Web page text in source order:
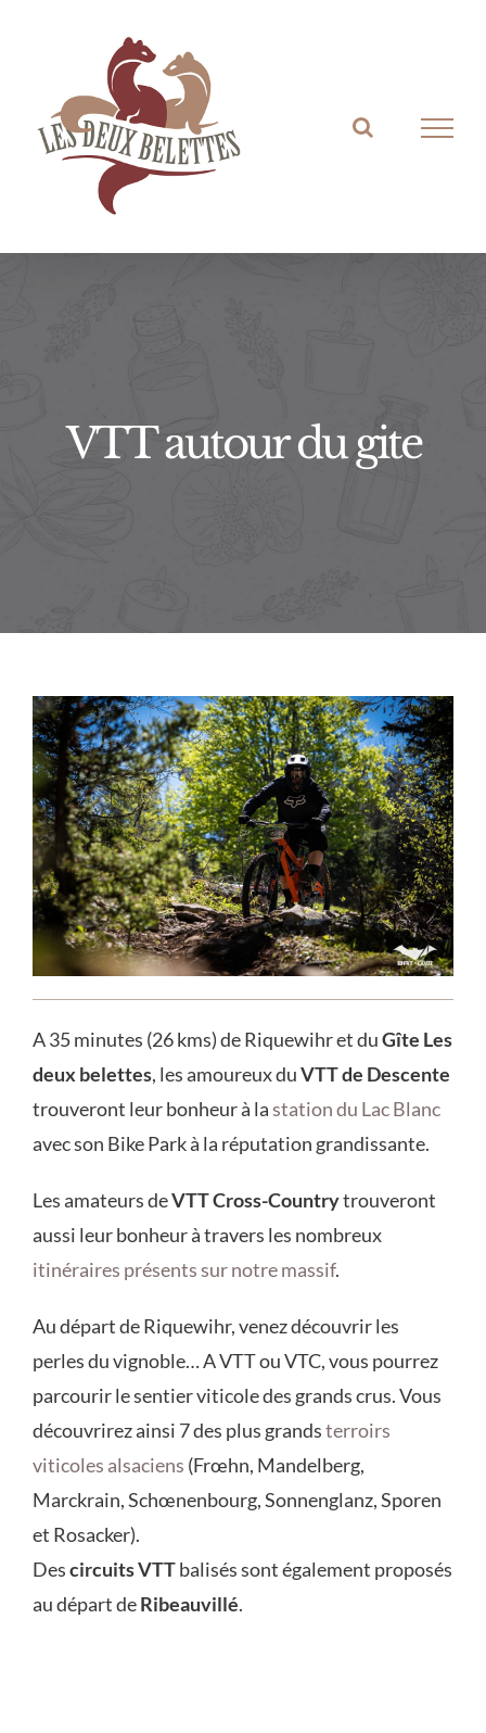
VTT autour du gite
A 35 minutes (26 kms) de Riquewihr et duGîte Les
deux belettes, les amoureux duVTT de Descente
trouveront leur bonheur à lastation du Lac Blanc
avec son Bike Park à la réputation grandissante.
Les amateurs deVTT Cross-Countrytrouveront
aussi leur bonheur à travers les nombreux
itinéraires présents sur notre massif.
Au départ de Riquewihr, venez découvrir les
perles du vignoble… A VTT ou VTC, vous pourrez
parcourir le sentier viticole des grands crus. Vous
découvrirez ainsi 7 des plus grandsterroirs
viticoles alsaciens (Frœhn, Mandelberg,
Marckrain, Schœnenbourg, Sonnenglanz, Sporen
et Rosacker).
Descircuits VTTbalisés sont également proposés
au départ deRibeauvillé.